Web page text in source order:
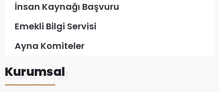
İnsan Kaynağı Başvuru
Emekli Bilgi Servisi
Ayna Komiteler
Kurumsal